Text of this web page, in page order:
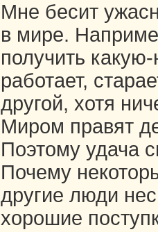
Мне бесит
в мире.
получить
работает,
другой, хотя
Миром правят
Поэтому удача
Почему
другие люди
хорошие